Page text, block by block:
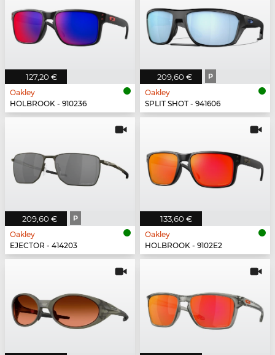
127,20 €
Oakley
HOLBROOK - 910236
209,60 € P
Oakley
SPLIT SHOT - 941606
209,60 € P
Oakley
EJECTOR - 414203
133,60 €
Oakley
HOLBROOK - 9102E2